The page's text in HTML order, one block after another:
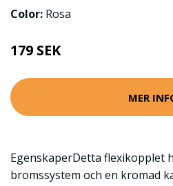
Color: Rosa
179 SEK
MER
EgenskaperDetta flexikopplet
bromssystem och en kromad